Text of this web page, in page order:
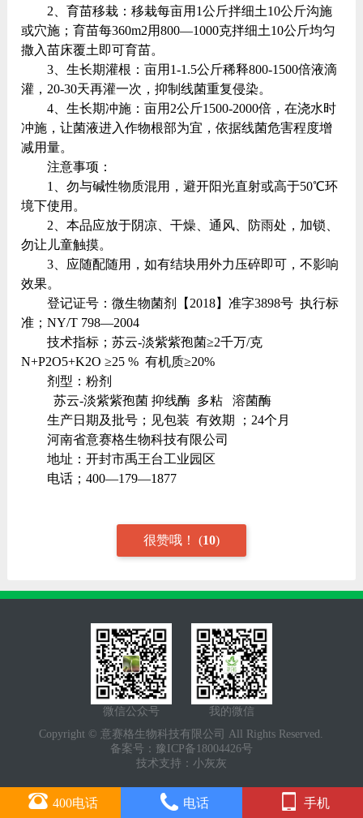
2、育苗移栽：移栽每亩用1公斤拌细土10公斤沟施
或穴施；育苗每360m2用800—1000克拌细土10公斤均匀
撒入苗床覆土即可育苗。
3、生长期灌根：亩用1-1.5公斤稀释800-1500倍液滴
灌，20-30天再灌一次，抑制线菌重复侵染。
4、生长期冲施：亩用2公斤1500-2000倍，在浇水时
冲施，让菌液进入作物根部为宜，依据线菌危害程度增
减用量。
注意事项：
1、勿与碱性物质混用，避开阳光直射或高于50℃环
境下使用。
2、本品应放于阴凉、干燥、通风、防雨处，加锁、
勿让儿童触摸。
3、应随配随用，如有结块用外力压碎即可，不影响
效果。
登记证号：微生物菌剂【2018】准字3898号 执行标
准；NY/T 798—2004
技术指标；苏云-淡紫紫孢菌≥2千万/克
N+P2O5+K2O ≥25 % 有机质≥20%
剂型：粉剂
苏云-淡紫紫孢菌 抑线酶 多粘 溶菌酶
生产日期及批号；见包装 有效期 ；24个月
河南省意赛格生物科技有限公司
地址：开封市禹王台工业园区
电话；400—179—1877
很赞哦！ (10)
微信公众号
我的微信
Copyright © 意赛格生物科技有限公司 All Rights Reserved.
备案号： 豫ICP备18004426号
技术支持： 小灰灰
400电话 电话 手机